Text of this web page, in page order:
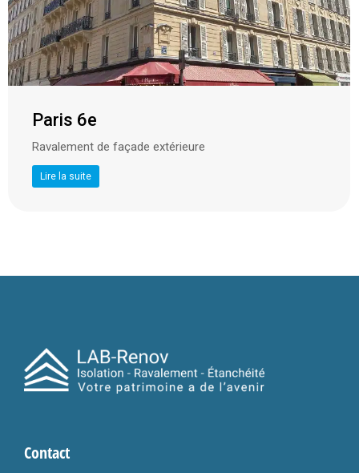
Paris 6e
Ravalement de façade extérieure
Lire la suite
Contact